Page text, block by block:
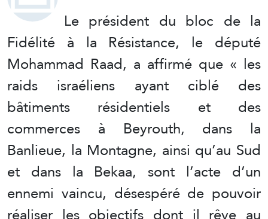
Le président du bloc de la
Fidélité à la Résistance, le député
Mohammad Raad, a affirmé que « les
raids israéliens ayant ciblé des
bâtiments résidentiels et des
commerces à Beyrouth, dans la
Banlieue, la Montagne, ainsi qu’au Sud
et dans la Bekaa, sont l’acte d’un
ennemi vaincu, désespéré de pouvoir